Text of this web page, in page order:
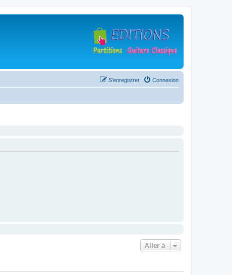
Connexion
S’enregistrer
Aller à